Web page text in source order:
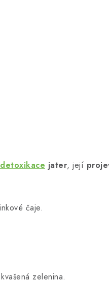
detoxikace jater, její
čaje.
zelenina.